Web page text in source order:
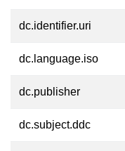
dc.identifier.uri
dc.language.iso
dc.publisher
dc.subject.ddc